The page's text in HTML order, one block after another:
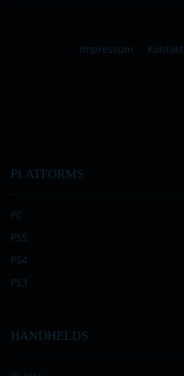
Impressum Kontakt
PLATFORMS
PC
PS5
PS4
PS3
HANDHELDS